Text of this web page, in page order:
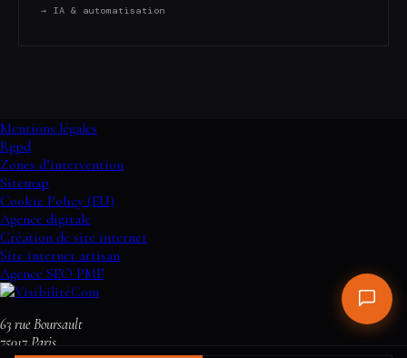
→ IA & automatisation
Mentions légales
Rgpd
Zones d’intervention
Sitemap
Cookie Policy (EU)
Agence digitale
Création de site internet
Site internet artisan
Agence SEO PME
63 rue Boursault
75017 Paris